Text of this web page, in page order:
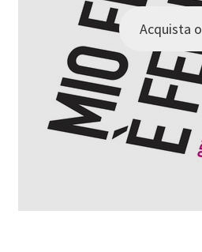
Acquista